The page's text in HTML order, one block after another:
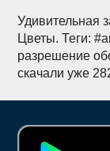
Удивительная
Цветы. Теги:
разрешение
скачали уже